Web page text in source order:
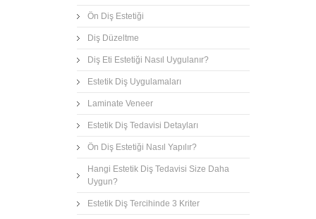
Ön Diş Estetiği
Diş Düzeltme
Diş Eti Estetiği Nasıl Uygulanır?
Estetik Diş Uygulamaları
Laminate Veneer
Estetik Diş Tedavisi Detayları
Ön Diş Estetiği Nasıl Yapılır?
Hangi Estetik Diş Tedavisi Size Daha
Uygun?
Estetik Diş Tercihinde 3 Kriter